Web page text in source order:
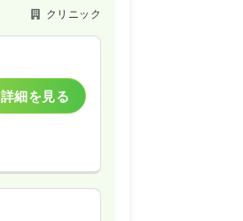
クリニック
詳細を見る